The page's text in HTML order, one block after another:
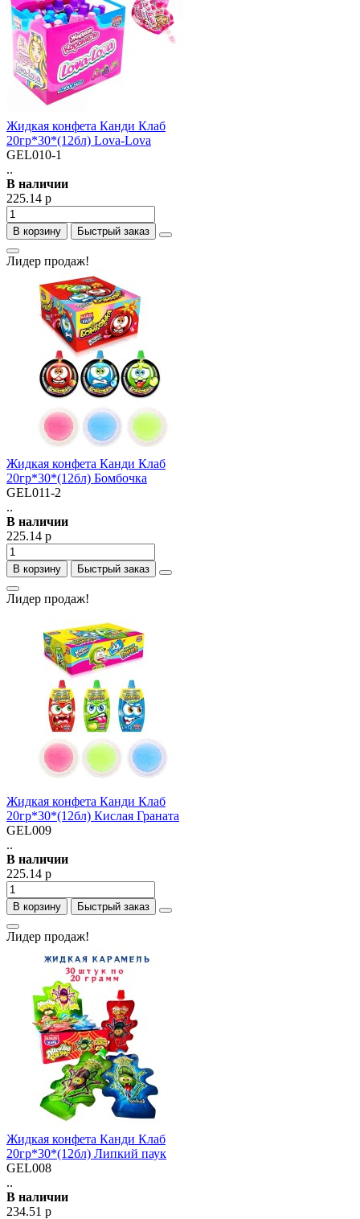
Жидкая конфета Канди Клаб
20гр*30*(12бл) Lova-Lova
GEL010-1
..
В наличии
225.14 р
В корзину Быстрый заказ
Лидер продаж!
Жидкая конфета Канди Клаб
20гр*30*(12бл) Бомбочка
GEL011-2
..
В наличии
225.14 р
В корзину Быстрый заказ
Лидер продаж!
Жидкая конфета Канди Клаб
20гр*30*(12бл) Кислая Граната
GEL009
..
В наличии
225.14 р
В корзину Быстрый заказ
Лидер продаж!
Жидкая конфета Канди Клаб
20гр*30*(12бл) Липкий паук
GEL008
..
В наличии
234.51 р